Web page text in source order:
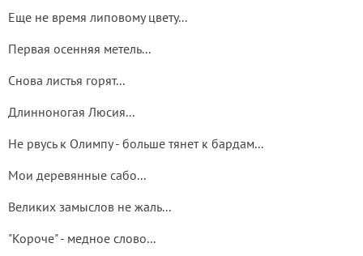
Еще не время липовому цвету...
Первая осенняя метель...
Снова листья горят...
Длинноногая Люсия...
Не рвусь к Олимпу - больше тянет к бардам...
Мои деревянные сабо...
Великих замыслов не жаль...
"Короче" - медное слово...